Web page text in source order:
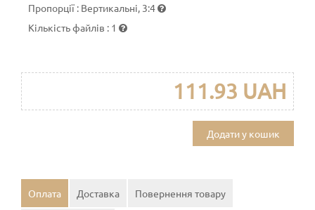
Пропорції : Вертикальні, 3:4
Кількість файлів : 1
111.93 UAH
Додати у кошик
Оплата Доставка Повернення товару